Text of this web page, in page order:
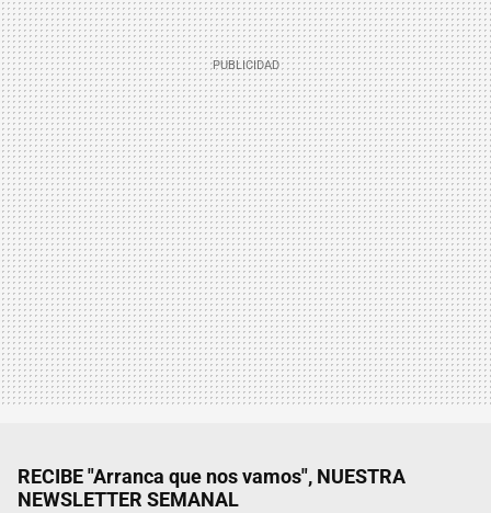
RECIBE "Arranca que nos vamos", NUESTRA
NEWSLETTER SEMANAL